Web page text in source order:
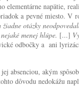
napätie,
a pevné miesto. V
otázky
menej hlúpe. [...]
odbočky a ani
absenciou, akým
dôvodu nedokážu